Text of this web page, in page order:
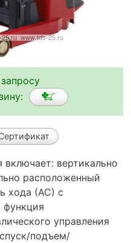
вертикально
расположенный
хода (АС) с
функция
управления
подъем/